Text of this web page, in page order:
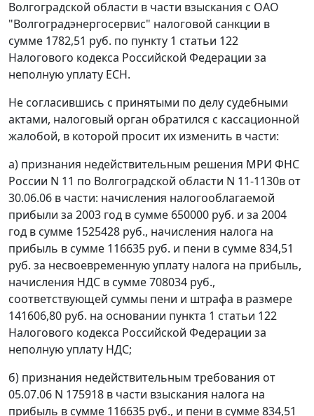
Волгоградской области в части взыскания с ОАО
"Волгоградэнергосервис" налоговой санкции в
сумме 1782,51 руб. по пункту 1 статьи 122
Налогового кодекса Российской Федерации за
неполную уплату ЕСН.
Не согласившись с принятыми по делу судебными
актами, налоговый орган обратился с кассационной
жалобой, в которой просит их изменить в части:
а) признания недействительным решения МРИ ФНС
России N 11 по Волгоградской области N 11-1130в от
30.06.06 в части: начисления налогооблагаемой
прибыли за 2003 год в сумме 650000 руб. и за 2004
год в сумме 1525428 руб., начисления налога на
прибыль в сумме 116635 руб. и пени в сумме 834,51
руб. за несвоевременную уплату налога на прибыль,
начисления НДС в сумме 708034 руб.,
соответствующей суммы пени и штрафа в размере
141606,80 руб. на основании пункта 1 статьи 122
Налогового кодекса Российской Федерации за
неполную уплату НДС;
б) признания недействительным требования от
05.07.06 N 175918 в части взыскания налога на
прибыль в сумме 116635 руб., и пени в сумме 834,51